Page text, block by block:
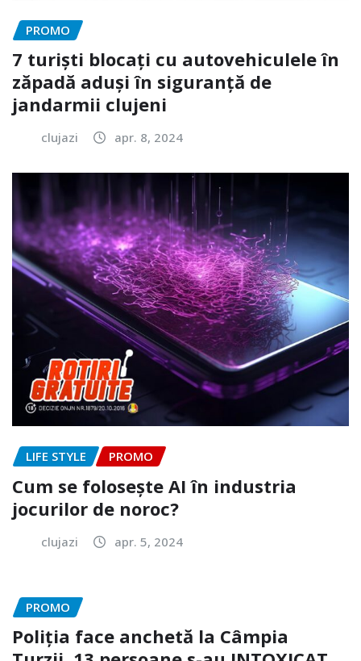
PROMO
7 turiști blocați cu autovehiculele în
zăpadă aduși în siguranță de
jandarmii clujeni
clujazi apr. 8, 2024
LIFE STYLE PROMO
Cum se folosește AI în industria
jocurilor de noroc?
clujazi apr. 5, 2024
PROMO
Poliția face anchetă la Câmpia